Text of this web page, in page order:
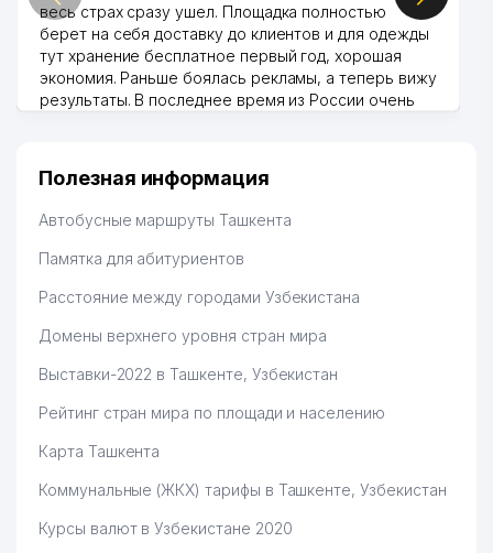
весь страх сразу ушел. Площадка полностью
берет на себя доставку до клиентов и для одежды
тут хранение бесплатное первый год, хорошая
экономия. Раньше боялась рекламы, а теперь вижу
результаты. В последнее время из России очень
Hamida 03.08.2026 12:45:39
Полезная информация
Автобусные маршруты Ташкента
Памятка для абитуриентов
Расстояние между городами Узбекистана
Домены верхнего уровня стран мира
Выставки-2022 в Ташкенте, Узбекистан
Рейтинг стран мира по площади и населению
Карта Ташкента
Коммунальные (ЖКХ) тарифы в Ташкенте, Узбекистан
Курсы валют в Узбекистане 2020